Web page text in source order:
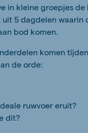
in kleine groepjes de
uit 5 dagdelen waarin
bod komen.
komen
de orde:
ruwvoer eruit?
dit?